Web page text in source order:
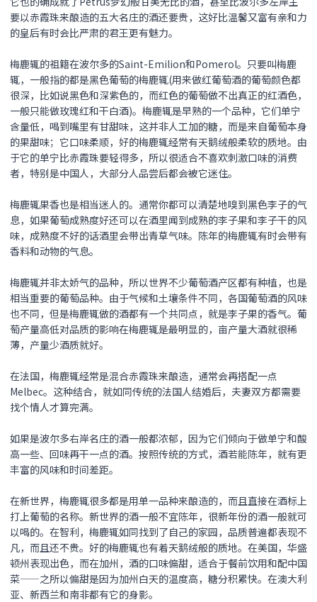
要以赤霞珠来酿造的五大名庄的酒还要贵，这好比温馨又富有亲和力
的皇后有时会比严肃的君王更有魅力。
梅鹿辄的祖籍在波尔多的Saint-Emilion和Pomerol。只要叫梅鹿
辄，一般指的都是黑色葡萄的梅鹿辄(用来做红葡萄酒的葡萄颜色都
很深，比如说黑色和深紫色的，而红色的葡萄做不出真正的红酒色，
一般只能做玫瑰红和干白酒)。梅鹿辄是早熟的一个品种，它们单宁
含量低，喝到嘴里有甘甜味，这并非人工加的糖，而是来自葡萄本身
的果甜味；它口味柔顺，好的梅鹿辄经常有天鹅绒般柔软的质地。由
于它的单宁比赤霞珠要轻得多，所以很适合不喜欢刺激口味的消费
者，特别是中国人，大部分人品尝后都会被它迷住。
梅鹿辄果香也是相当迷人的。通常你都可以清楚地嗅到黑色李子的气
息，如果葡萄成熟度好还可以在酒里闻到成熟的李子果和李子干的风
味，成熟度不好的话酒里会带出青草气味。陈年的梅鹿辄有时会带有
香料和动物的气息。
梅鹿辄并非太娇气的品种，所以世界不少葡萄酒产区都有种植，也是
相当重要的葡萄品种。由于气候和土壤条件不同，各国葡萄酒的风味
也不同，但是梅鹿辄做的酒都有一个共同点，就是李子果的香气。葡
萄产量高低对品质的影响在梅鹿辄是最明显的，亩产量大酒就很稀
薄，产量少酒质就好。
在法国，梅鹿辄经常是混合赤霞珠来酿造，通常会再搭配一点
Melbec。这种结合，就如同传统的法国人结婚后，夫妻双方都需要
找个情人才算完满。
如果是波尔多右岸名庄的酒一般都浓郁，因为它们倾向于做单宁和酸
高一些、回味再干一点的酒。按照传统的方式，酒若能陈年，就有更
丰富的风味和时间差距。
在新世界，梅鹿辄很多都是用单一品种来酿造的，而且直接在酒标上
打上葡萄的名称。新世界的酒一般不宜陈年，很新年份的酒一般就可
以喝的。在智利，梅鹿辄如同找到了自己的家园，品质普遍都表现不
凡，而且还不贵。好的梅鹿辄也有着天鹅绒般的质地。在美国，华盛
顿州表现出色，而在加州，酒的口味偏甜，适合于餐前饮用和配中国
菜——之所以偏甜是因为加州白天的温度高，糖分积累快。在澳大利
亚、新西兰和南非都有它的身影。